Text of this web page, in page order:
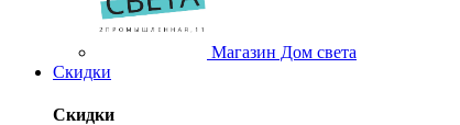
Магазин Дом света
Скидки
Скидки